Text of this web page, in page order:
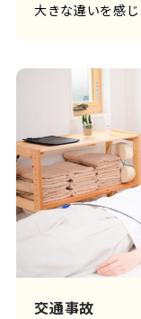
大きな違いを感じ
交通事故